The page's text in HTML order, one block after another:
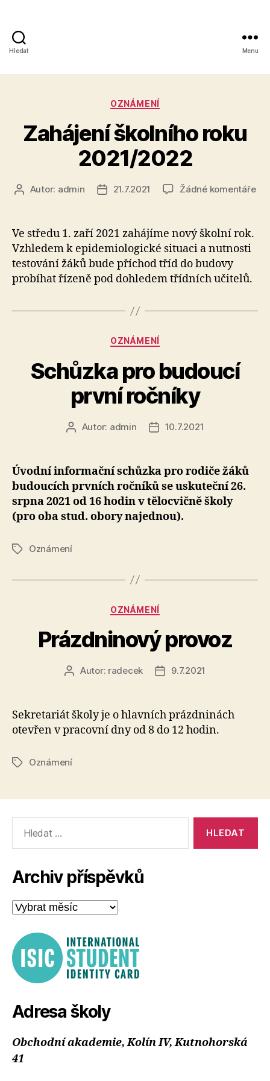
Hledat
akademie,
Kolín
IV,
Kutnohorská
41
Menu
Rubriky
OZNÁMENÍ
Zahájení školního roku
2021/2022
AutorAutor: admin
Datum
21.7.2021 Žádné komentářeu
Ve středu 1. zaří 2021 zahájíme nový školní rok.
Vzhledem k epidemiologické situaci a nutnosti
testování žáků bude příchod tříd do budovy
probíhat řízeně pod dohledem třídních učitelů.
Rubriky
OZNÁMENÍ
Schůzka pro budoucí
první ročníky
AutorAutor: admin
Datum
10.7.2021
Úvodní informační schůzka pro rodiče žáků
budoucích prvních ročníků se uskuteční 26.
srpna 2021 od 16 hodin v tělocvičně školy
(pro oba stud. obory najednou).
ŠtítkyOznámení
Rubriky
OZNÁMENÍ
Prázdninový provoz
AutorAutor: radecek
Datum
9.7.2021
Sekretariát školy je o hlavních prázdninách
otevřen v pracovní dny od 8 do 12 hodin.
ŠtítkyOznámení
vyhledávání:
Archiv příspěvků
Archiv
příspěvků
Adresa školy
Obchodní akademie, Kolín IV, Kutnohorská
41